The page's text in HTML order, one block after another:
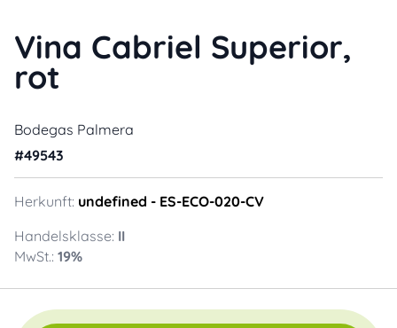
Vina Cabriel Superior,
rot
Bodegas Palmera
#49543
Herkunft: undefined - ES-ECO-020-CV
Handelsklasse: II
MwSt.: 19%